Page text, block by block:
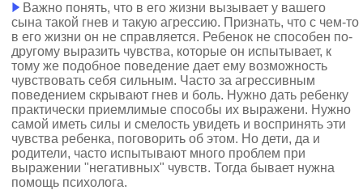
Важно понять, что в его жизни вызывает у вашего
сына такой гнев и такую агрессию. Признать, что с чем-то
в его жизни он не справляется. Ребенок не способен по-
другому выразить чувства, которые он испытывает, к
тому же подобное поведение дает ему возможность
чувствовать себя сильным. Часто за агрессивным
поведением скрывают гнев и боль. Нужно дать ребенку
практически приемлимые способы их выражени. Нужно
самой иметь силы и смелость увидеть и воспринять эти
чувства ребенка, поговорить об этом. Но дети, да и
родители, часто испытывают много проблем при
выражении "негативных" чувств. Тогда бывает нужна
помощь психолога.